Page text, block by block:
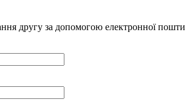
другу за допомогою електронної пошти